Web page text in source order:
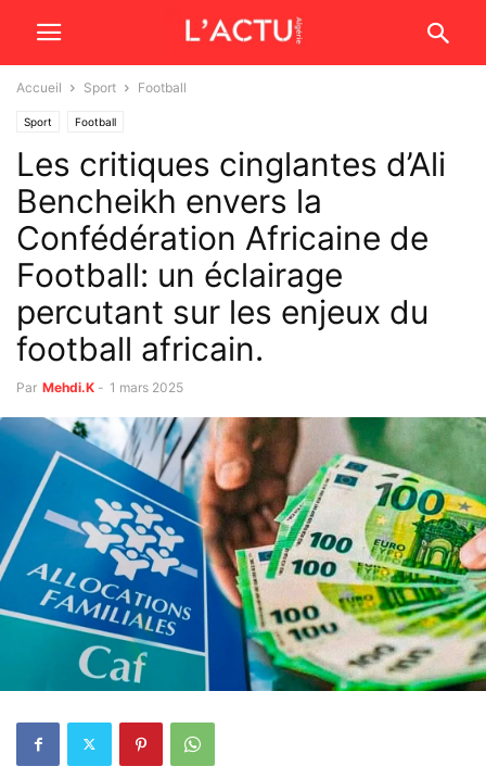
Accueil Sport Football
Sport Football
Les critiques cinglantes d’Ali
Bencheikh envers la
Confédération Africaine de
Football: un éclairage
percutant sur les enjeux du
football africain.
Par Mehdi.K - 1 mars 2025